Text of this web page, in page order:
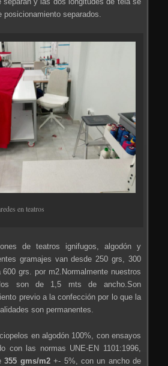
separados.
en teatros
de teatros ignifugos, algodón y
gramajes van desde 250 grs, 300
grs. por m2.Normalmente nuestros
son de 1,5 mts de ancho.Son
previo a la confección por lo que la
son permanentes.
en algodón 100%, con ensayos
con las normas UNE-EN 1101:1996,
355 gms/m2+- 5%, con un ancho de